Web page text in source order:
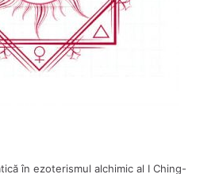
în ezoterismul alchimic al I Ching-